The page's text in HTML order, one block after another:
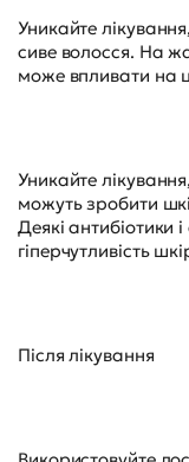
Уникайте
сиве волосся. На
може впливати на
Уникайте
можуть зробити
Деякі антибіотики
гіперчутливість
Після лікування